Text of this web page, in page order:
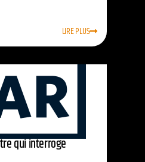
LIRE PLUS
qui interroge